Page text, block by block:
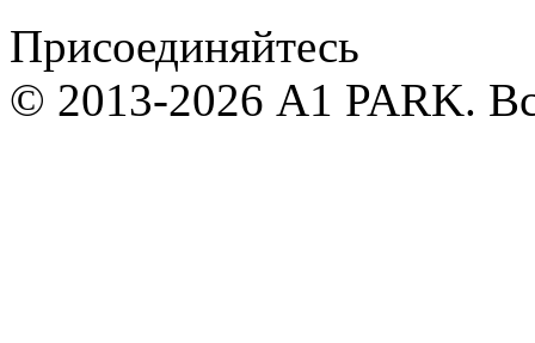
Присоединяйтесь
© 2013-2026 А1 PARK.